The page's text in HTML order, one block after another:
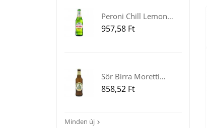
Peroni Chill Lemon
sör...
Ár
957,58 Ft
Sör Birra Moretti
Ricetta...
Ár
858,52 Ft
Minden új 